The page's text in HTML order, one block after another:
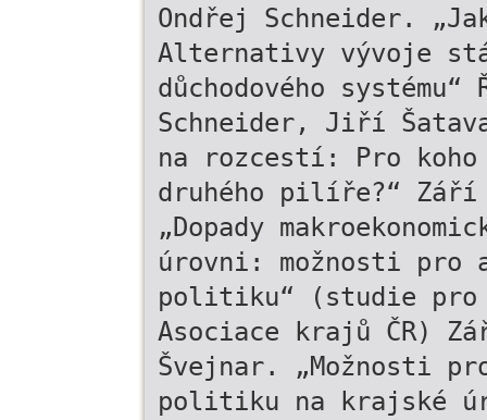
Ondřej Schneider.
Alternativy vývoje
důchodového
Schneider, Jiří
na rozcestí: Pro koho
druhého pilíře?“ Září
„Dopady
úrovni: možnosti pro
politiku“ (studie pro
Asociace krajů ČR)
Švejnar. „Možnosti
politiku na krajské